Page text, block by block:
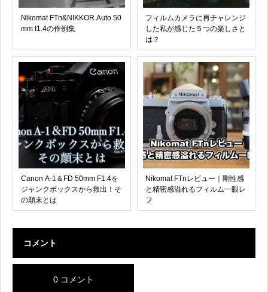
Nikomat FTn&NIKKOR Auto 50
mm f1.4の作例集
フィルムカメラに再チャレンジ
した私が感じた５つの楽しさと
は？
Canon A-1＆FD 50mm F1.4を
ジャンクボックスから救出！そ
の顛末とは
Nikomat FTnレビュー｜剛性感
と精密感溢れるフィルム一眼レ
フ
コメント
0 コメント